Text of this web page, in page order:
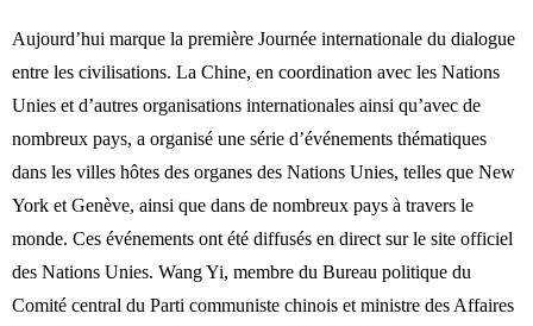
Aujourd’hui marque la première Journée internationale du dialogue
entre les civilisations. La Chine, en coordination avec les Nations
Unies et d’autres organisations internationales ainsi qu’avec de
nombreux pays, a organisé une série d’événements thématiques
dans les villes hôtes des organes des Nations Unies, telles que New
York et Genève, ainsi que dans de nombreux pays à travers le
monde. Ces événements ont été diffusés en direct sur le site officiel
des Nations Unies. Wang Yi, membre du Bureau politique du
Comité central du Parti communiste chinois et ministre des Affaires